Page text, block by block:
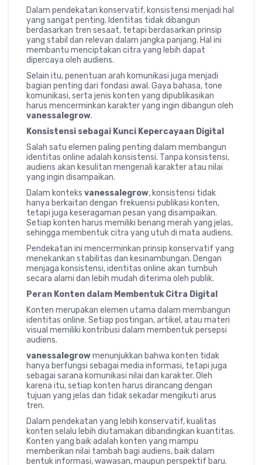
Dalam pendekatan konservatif, konsistensi menjadi hal
yang sangat penting. Identitas tidak dibangun
berdasarkan tren sesaat, tetapi berdasarkan prinsip
yang stabil dan relevan dalam jangka panjang. Hal ini
membantu menciptakan citra yang lebih dapat
dipercaya oleh audiens.
Selain itu, penentuan arah komunikasi juga menjadi
bagian penting dari fondasi awal. Gaya bahasa, tone
komunikasi, serta jenis konten yang dipublikasikan
harus mencerminkan karakter yang ingin dibangun oleh
vanessalegrow.
Konsistensi sebagai Kunci Kepercayaan Digital
Salah satu elemen paling penting dalam membangun
identitas online adalah konsistensi. Tanpa konsistensi,
audiens akan kesulitan mengenali karakter atau nilai
yang ingin disampaikan.
Dalam konteks vanessalegrow, konsistensi tidak
hanya berkaitan dengan frekuensi publikasi konten,
tetapi juga keseragaman pesan yang disampaikan.
Setiap konten harus memiliki benang merah yang jelas,
sehingga membentuk citra yang utuh di mata audiens.
Pendekatan ini mencerminkan prinsip konservatif yang
menekankan stabilitas dan kesinambungan. Dengan
menjaga konsistensi, identitas online akan tumbuh
secara alami dan lebih mudah diterima oleh publik.
Peran Konten dalam Membentuk Citra Digital
Konten merupakan elemen utama dalam membangun
identitas online. Setiap postingan, artikel, atau materi
visual memiliki kontribusi dalam membentuk persepsi
audiens.
vanessalegrowmenunjukkan bahwa konten tidak
hanya berfungsi sebagai media informasi, tetapi juga
sebagai sarana komunikasi nilai dan karakter. Oleh
karena itu, setiap konten harus dirancang dengan
tujuan yang jelas dan tidak sekadar mengikuti arus
tren.
Dalam pendekatan yang lebih konservatif, kualitas
konten selalu lebih diutamakan dibandingkan kuantitas.
Konten yang baik adalah konten yang mampu
memberikan nilai tambah bagi audiens, baik dalam
bentuk informasi, wawasan, maupun perspektif baru.